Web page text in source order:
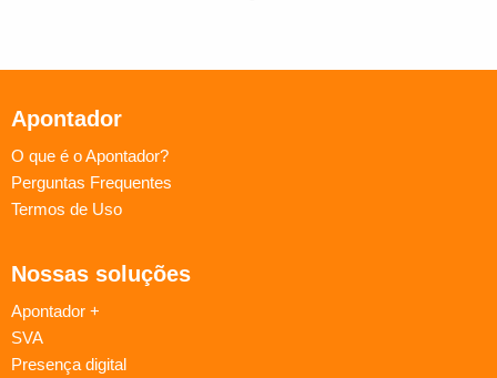
Apontador
O que é o Apontador?
Perguntas Frequentes
Termos de Uso
Nossas soluções
Apontador +
SVA
Presença digital